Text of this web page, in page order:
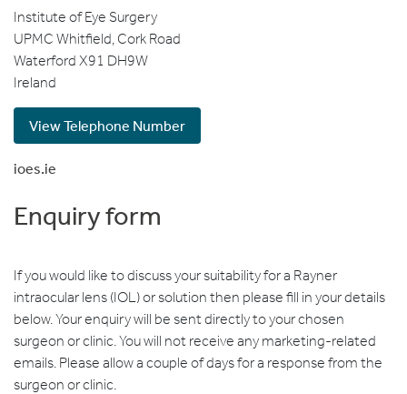
Institute of Eye Surgery
UPMC Whitfield, Cork Road
Waterford X91 DH9W
Ireland
View Telephone Number
ioes.ie
Enquiry form
If you would like to discuss your suitability for a Rayner
intraocular lens (IOL) or solution then please fill in your details
below. Your enquiry will be sent directly to your chosen
surgeon or clinic. You will not receive any marketing-related
emails. Please allow a couple of days for a response from the
surgeon or clinic.